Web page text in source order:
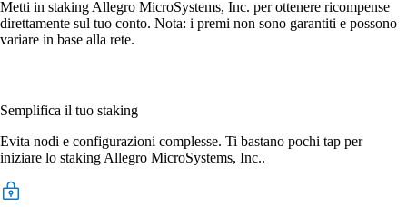
Metti in staking Allegro MicroSystems, Inc. per ottenere ricompense
direttamente sul tuo conto. Nota: i premi non sono garantiti e possono
variare in base alla rete.
Semplifica il tuo staking
Evita nodi e configurazioni complesse. Ti bastano pochi tap per
iniziare lo staking Allegro MicroSystems, Inc..